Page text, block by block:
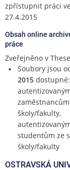
zpřístupnit práci
27.4.2015
Obsah online
práce
Zveřejněno v
Soubory jsou
2015dostupné:
školy/fakulty,
studentům ze
školy/fakulty
OSTRAVSKÁ